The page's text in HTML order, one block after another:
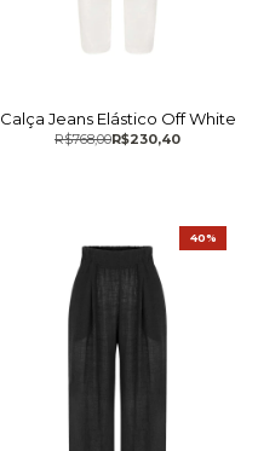
Calça Jeans Elástico Off White
R$230,40
R$768,00
40%